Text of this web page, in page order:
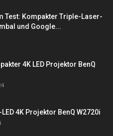
Test: Kompakter Triple-Laser-
und Google...
4K LED Projektor BenQ
4K Projektor BenQ W2720i